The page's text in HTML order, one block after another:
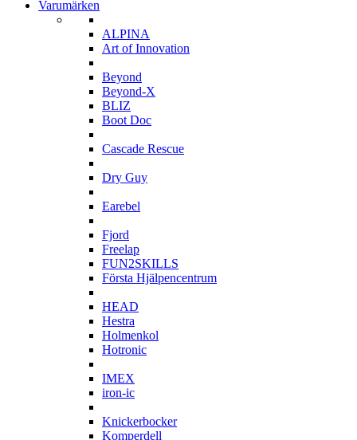
Varumärken
ALPINA
Art of Innovation
Beyond
Beyond-X
BLIZ
Boot Doc
Cascade Rescue
Dry Guy
Earebel
Fjord
Freelap
FUN2SKILLS
Första Hjälpencentrum
HEAD
Hestra
Holmenkol
Hotronic
IMEX
iron-ic
Knickerbocker
Komperdell